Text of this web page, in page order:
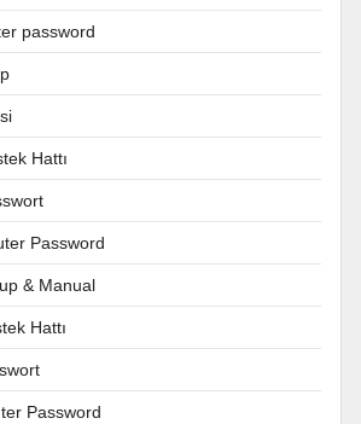
password
Hattı
Password
& Manual
Hattı
Password